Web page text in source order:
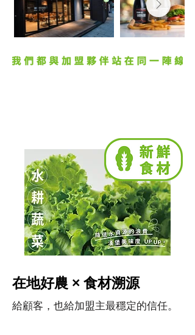
在地好農 × 食材溯源
給顧客，也給加盟主最穩定的信任。